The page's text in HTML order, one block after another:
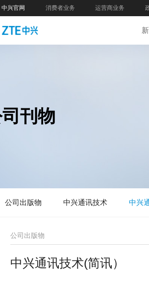
中兴官网 消费者业务 运营商业务
刊物
公司出版物 中兴通讯技术 中兴
公司出版物
中兴通讯技术(简讯）